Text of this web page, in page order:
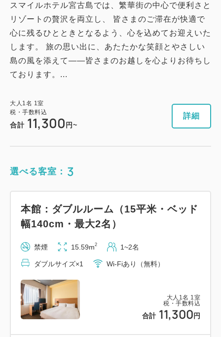
大人1名1 室
税・手数料込
12,230
詳細 今すぐ予約
スマイルホテル宮古島では、繁華街の中心で便利さと
リゾートの贅沢を両立し、 皆さまのご滞在が快適で
心に残るひとときとなるよう、心を込めてお迎えいた
します。 旅の思い出に、あたたかな笑顔とやさしい
島の風を添えて――皆さまのお越しを心よりお待ちし
ております。...
大人 1 名 1 室
税・手数料込
合計 11,300円~
詳細
選べる客室： 3
大人 1 名 1 室
税・手数料込
合計 11,300円
本館：ダブルルーム（15平米・ベッド
幅140cm・最大2名）
禁煙 15.59m2 1~2名
ダブルサイズ×1 Wi-Fiあり（無料）